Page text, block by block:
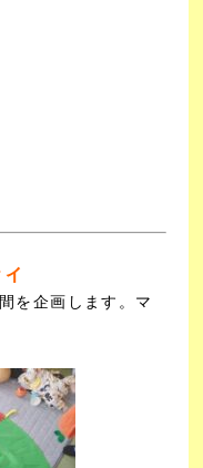
を企画します。 マ